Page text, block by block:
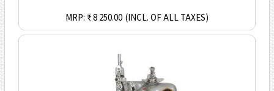
MRP: ₹ 8 250.00 (INCL. OF ALL TAXES)